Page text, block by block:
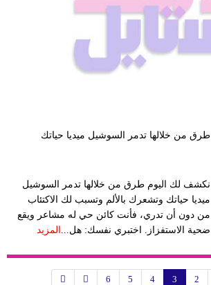
طرق من خلالها تدمر السوشيل ميديا حياتك
نكشف لك اليوم طرق من خلالها تدمر السوشيل
ميديا حياتك وتشعرك بالألم وتسبب لك الاكتئاب
من دون أن تدري، فأنت كائن حي له مشاعر ويقع
ضحية الاستفزاز. اختبري نفسك: هل...
المزيد
2
3
4
5
6